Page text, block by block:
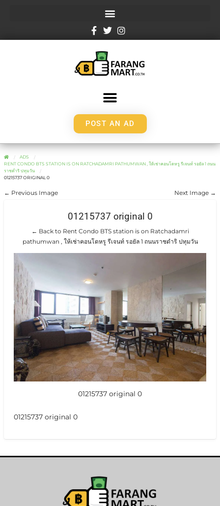
POST AN AD
ADS
RENT CONDO BTS STATION IS ON RATCHADAMRI PATHUMWAN , ให้เช่าคอนโดหรู รีเจนท์ รอยัล 1 ถนน
ราชดำริ ปทุมวัน
01215737 ORIGINAL 0
← Previous Image Next Image →
01215737 original 0
← Back to Rent Condo BTS station is on Ratchadamri
pathumwan , ให้เช่าคอนโดหรู รีเจนท์ รอยัล 1 ถนนราชดำริ ปทุมวัน
01215737 original 0
01215737 original 0